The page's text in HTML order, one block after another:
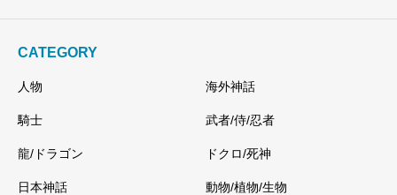
CATEGORY
人物 海外神話
騎士 武者/侍/忍者
龍/ドラゴン ドクロ/死神
日本神話 動物/植物/生物